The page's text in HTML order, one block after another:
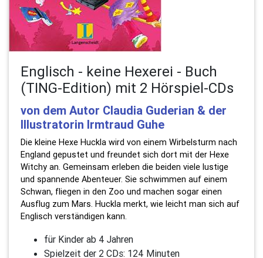
Englisch - keine Hexerei - Buch
(TING-Edition) mit 2 Hörspiel-CDs
von dem Autor Claudia Guderian & der
Illustratorin Irmtraud Guhe
Die kleine Hexe Huckla wird von einem Wirbelsturm nach
England gepustet und freundet sich dort mit der Hexe
Witchy an. Gemeinsam erleben die beiden viele lustige
und spannende Abenteuer. Sie schwimmen auf einem
Schwan, fliegen in den Zoo und machen sogar einen
Ausflug zum Mars. Huckla merkt, wie leicht man sich auf
Englisch verständigen kann.
für Kinder ab 4 Jahren
Spielzeit der 2 CDs: 124 Minuten